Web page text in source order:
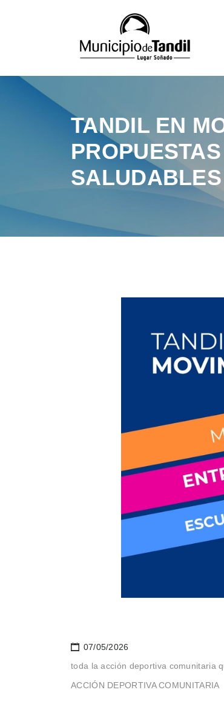
TANDIL EN
07/05/2026
toda la acción deportiva comunitaria
ACCIÓN DEPORTIVA COMUNITARIA